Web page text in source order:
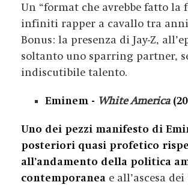
Un “format che avrebbe fatto la
infiniti rapper a cavallo tra anni
Bonus: la presenza di Jay-Z,
soltanto uno sparring partner,
indiscutibile talento.
Eminem - White America
Uno dei pezzi manifesto di
posteriori quasi profetico
all’andamento della politica
contemporanea e all’ascesa